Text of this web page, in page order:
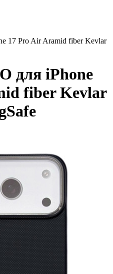
17 Pro Air Aramid fiber Kevlar
для iPhone
fiber Kevlar